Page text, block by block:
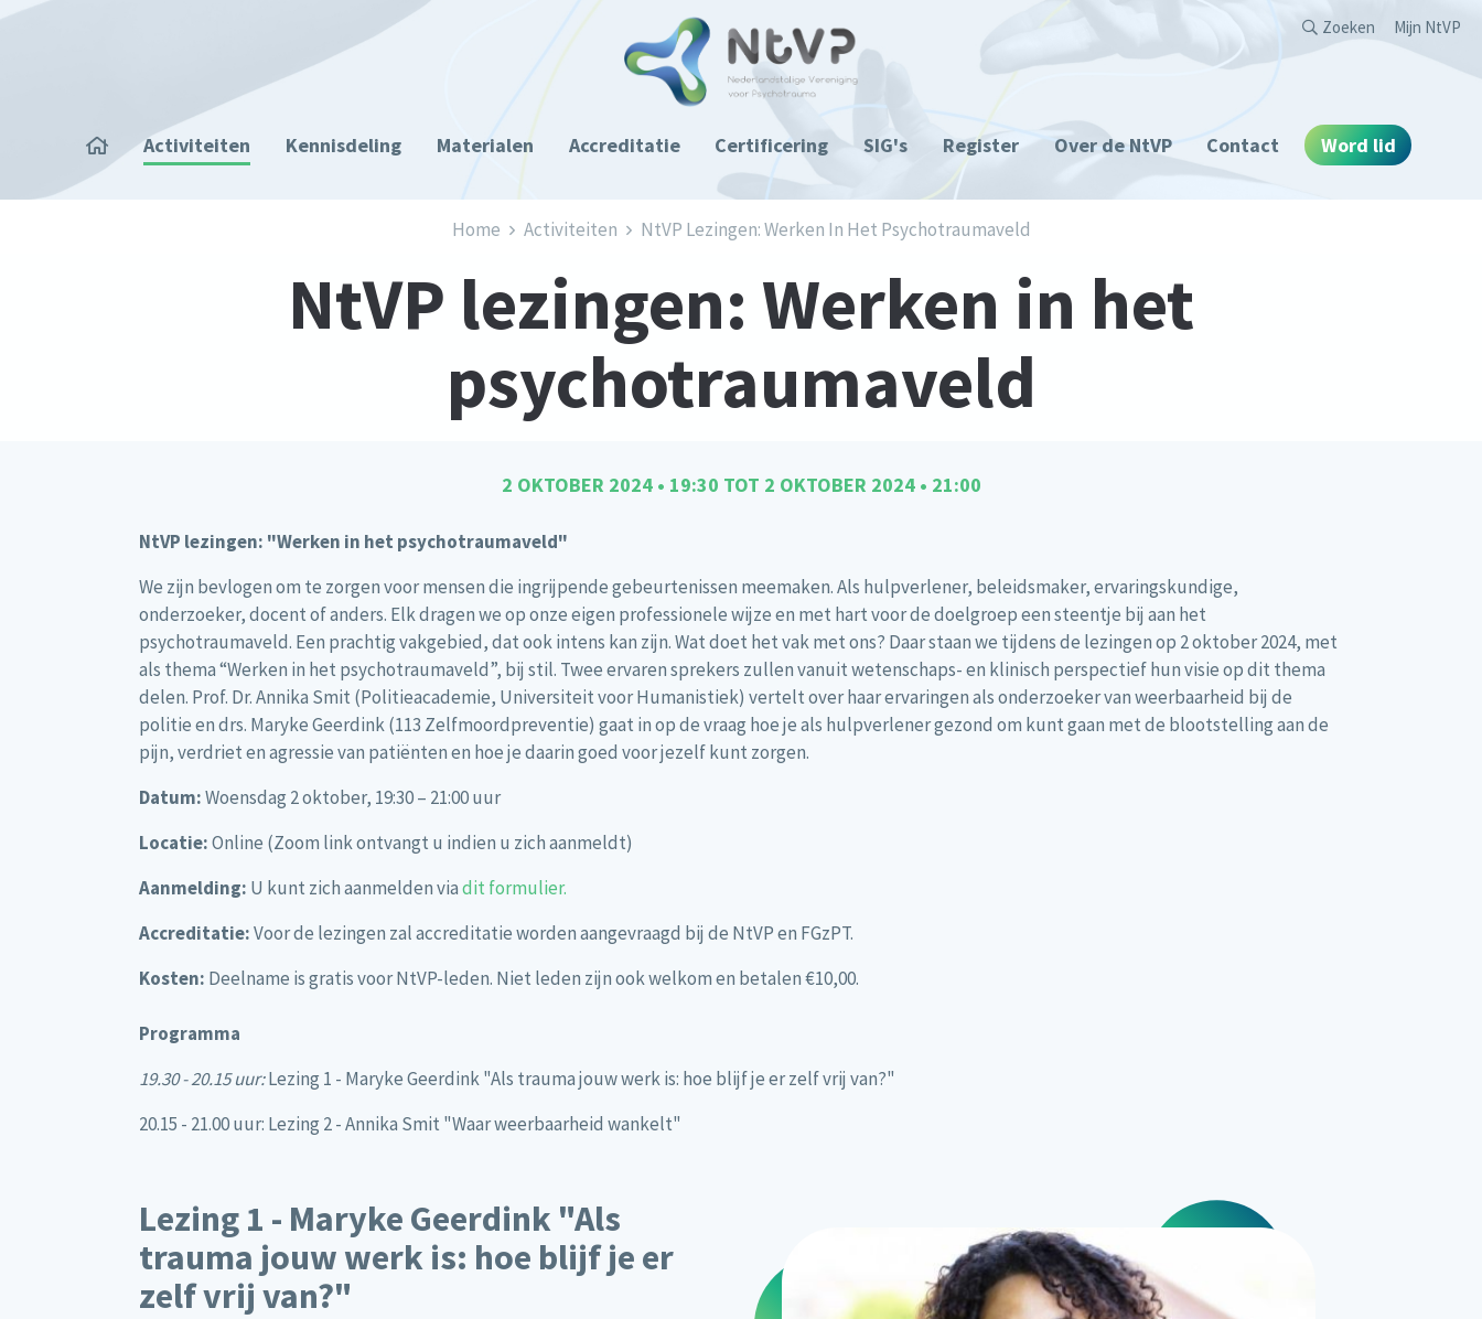
Home Activiteiten Kennisdeling Materialen Accreditatie Certificering SIG's Register Over de NtVP Contact Word lid
Zoeken Mijn NtVP
Home Activiteiten NtVP Lezingen: Werken In Het Psychotraumaveld
NtVP lezingen: Werken in het
psychotraumaveld
2 OKTOBER 2024 • 19:30 TOT 2 OKTOBER 2024 • 21:00
NtVP lezingen: "Werken in het psychotraumaveld"
We zijn bevlogen om te zorgen voor mensen die ingrijpende gebeurtenissen meemaken. Als hulpverlener, beleidsmaker, ervaringskundige,
onderzoeker, docent of anders. Elk dragen we op onze eigen professionele wijze en met hart voor de doelgroep een steentje bij aan het
psychotraumaveld. Een prachtig vakgebied, dat ook intens kan zijn. Wat doet het vak met ons? Daar staan we tijdens de lezingen op 2 oktober 2024, met
als thema “Werken in het psychotraumaveld”, bij stil. Twee ervaren sprekers zullen vanuit wetenschaps- en klinisch perspectief hun visie op dit thema
delen. Prof. Dr. Annika Smit (Politieacademie, Universiteit voor Humanistiek) vertelt over haar ervaringen als onderzoeker van weerbaarheid bij de
politie en drs. Maryke Geerdink (113 Zelfmoordpreventie) gaat in op de vraag hoe je als hulpverlener gezond om kunt gaan met de blootstelling aan de
pijn, verdriet en agressie van patiënten en hoe je daarin goed voor jezelf kunt zorgen.
Datum:Woensdag 2 oktober, 19:30 – 21:00 uur
Locatie:Online (Zoom link ontvangt u indien u zich aanmeldt)
Aanmelding: U kunt zich aanmelden viadit formulier.
Accreditatie:Voor de lezingen zal accreditatie worden aangevraagd bij de NtVP en FGzPT.
Kosten: Deelname is gratis voor NtVP-leden. Niet leden zijn ook welkom en betalen €10,00.
Programma
19.30 - 20.15 uur:Lezing 1 - Maryke Geerdink "Als trauma jouw werk is: hoe blijf je er zelf vrij van?"
20.15 - 21.00 uur: Lezing 2 - Annika Smit "Waar weerbaarheid wankelt"
Lezing 1 - Maryke Geerdink "Als
trauma jouw werk is: hoe blijf je er
zelf vrij van?"